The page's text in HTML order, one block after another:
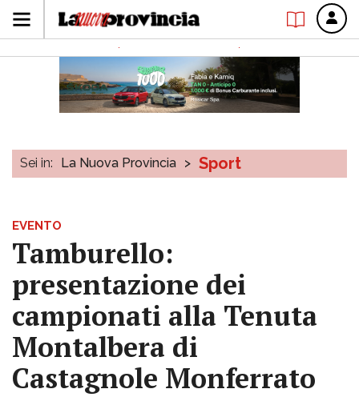
Sei in: La Nuova Provincia > Sport
EVENTO
Tamburello:
presentazione dei
campionati alla Tenuta
Montalbera di
Castagnole Monferrato